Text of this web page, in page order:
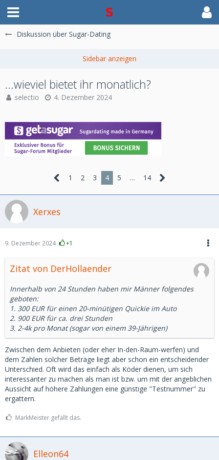
Diskussion über Sugar-Dating
...wieviel bietet ihr monatlich?
selectio 4. Dezember 2024
1 2 3 4 5 … 14
Xerxes
9. Dezember 2024 +1
Zitat von DerHollaender
Innerhalb von 24 Stunden haben mir Männer folgendes
geboten:
1. 300 EUR für einen 20-minütigen Quickie im Auto
2. 900 EUR für ca. drei Stunden
3. 2-4k pro Monat (sogar von einem 39-Jährigen)
Zwischen dem Anbieten (oder eher In-den-Raum-werfen) und
dem Zahlen solcher Beträge liegt aber schon ein entscheidender
Unterschied. Oft wird das einfach als Köder dienen, um sich
interessanter zu machen als man ist bzw. um mit der angeblichen
Aussicht auf höhere Zahlungen eine günstige "Testnummer" zu
ergattern.
MarkMeister gefällt das.
Elleon64